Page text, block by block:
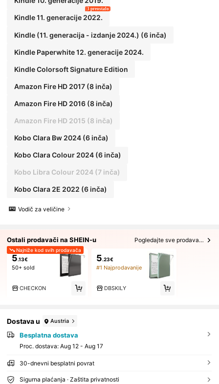
Kindle 11. generacije 2022.
3 preostalo
Kindle (11. generacija - izdanje 2024.) (6 inča)
Kindle Paperwhite 12. generacije 2024.
Kindle Colorsoft Signature Edition
Amazon Fire HD 2017 (8 inča)
Amazon Fire HD 2016 (8 inča)
Amazon Fire HD 2015 (8 inča)
Kobo Clara Bw 2024 (6 inča)
Kobo Clara Colour 2024 (6 inča)
Kobo Libra Colour 2024 (7 inča)
Kobo Clara 2E 2022 (6 inča)
Vodič za veličine
Ostali prodavači na SHEIN-u Pogledajte sve prodavače (2)
Najniže kod svih prodavača
5.13€
50+ sold
CHECKON
5.23€
#1 Najprodavanije
DBSKILY
Dostava u Austria
Besplatna dostava
Proc. dostava: Aug 12 - Aug 17
30-dnevni besplatni povrat
Sigurna plaćanja · Zaštita privatnosti